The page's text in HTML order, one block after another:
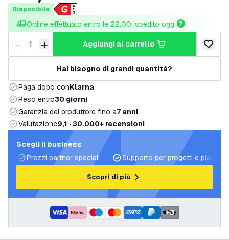
Disponibile
Ordine effettuato entro le 22:00, spedito oggi
Riduci quantità
- Aumenta quantità
+ aggiungi al carrello
Hai bisogno di grandi quantità?
Paga dopo conKlarna
Reso entro30 giorni
Garanzia del produttore fino a7 anni
Valutazione9,1 · 30.000+ recensioni
Scegli il business
Prezzi partner speciali
Supporto per progetti e piani di
Scopri di più
+3